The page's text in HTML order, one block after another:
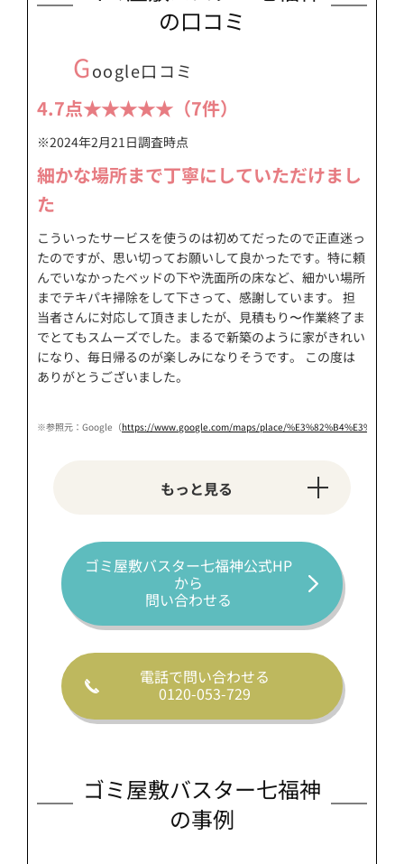
の口コミ
Google口コミ
4.7点★★★★★（7件）
※2024年2月21日調査時点
細かな場所まで丁寧にしていただけまし
た
こういったサービスを使うのは初めてだったので正直迷っ
たのですが、思い切ってお願いして良かったです。特に頼
んでいなかったベッドの下や洗面所の床など、細かい場所
までテキパキ掃除をして下さって、感謝しています。 担
当者さんに対応して頂きましたが、見積もり〜作業終了ま
でとてもスムーズでした。まるで新築のように家がきれい
になり、毎日帰るのが楽しみになりそうです。 この度は
ありがとうございました。
※参照元：Google（https://www.google.com/maps/place/
もっと見る
ゴミ屋敷バスター七福神公式HP
から
問い合わせる
電話で問い合わせる
0120-053-729
ゴミ屋敷バスター七福神
の事例